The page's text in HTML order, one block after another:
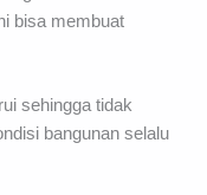
bisa membuat
sehingga tidak
bangunan selalu